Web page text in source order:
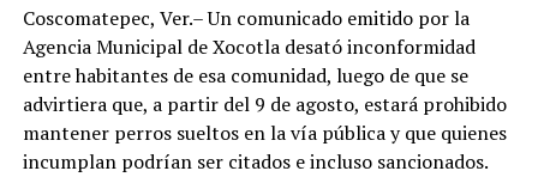
Coscomatepec, Ver.– Un comunicado emitido por la
Agencia Municipal de Xocotla desató inconformidad
entre habitantes de esa comunidad, luego de que se
advirtiera que, a partir del 9 de agosto, estará prohibido
mantener perros sueltos en la vía pública y que quienes
incumplan podrían ser citados e incluso sancionados.